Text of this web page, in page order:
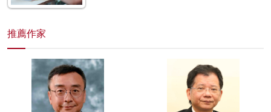
推薦作家